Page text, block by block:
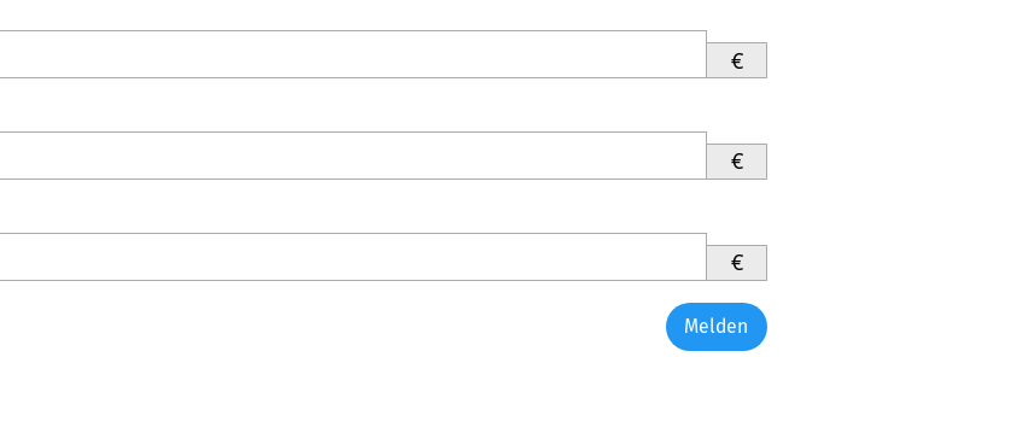
€
€
€
Melden